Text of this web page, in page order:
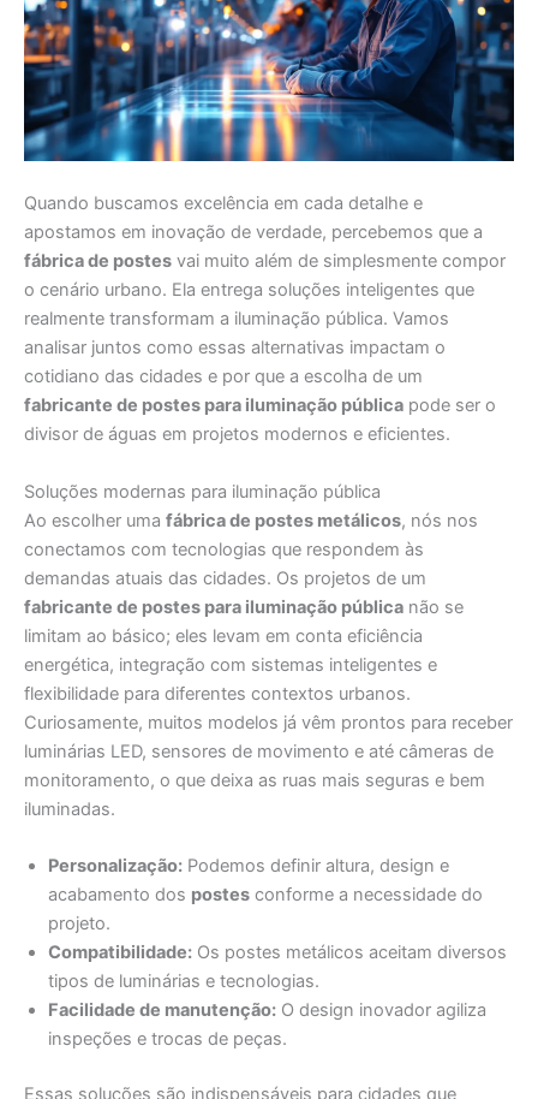
Quando buscamos excelência em cada detalhe e
apostamos em inovação de verdade, percebemos que a
fábrica de postes vai muito além de simplesmente compor
o cenário urbano. Ela entrega soluções inteligentes que
realmente transformam a iluminação pública. Vamos
analisar juntos como essas alternativas impactam o
cotidiano das cidades e por que a escolha de um
fabricante de postes para iluminação pública pode ser o
divisor de águas em projetos modernos e eficientes.
Soluções modernas para iluminação pública
Ao escolher uma fábrica de postes metálicos, nós nos
conectamos com tecnologias que respondem às
demandas atuais das cidades. Os projetos de um
fabricante de postes para iluminação pública não se
limitam ao básico; eles levam em conta eficiência
energética, integração com sistemas inteligentes e
flexibilidade para diferentes contextos urbanos.
Curiosamente, muitos modelos já vêm prontos para receber
luminárias LED, sensores de movimento e até câmeras de
monitoramento, o que deixa as ruas mais seguras e bem
iluminadas.
Personalização: Podemos definir altura, design e
acabamento dos postes conforme a necessidade do
projeto.
Compatibilidade: Os postes metálicos aceitam diversos
tipos de luminárias e tecnologias.
Facilidade de manutenção: O design inovador agiliza
inspeções e trocas de peças.
Essas soluções são indispensáveis para cidades que